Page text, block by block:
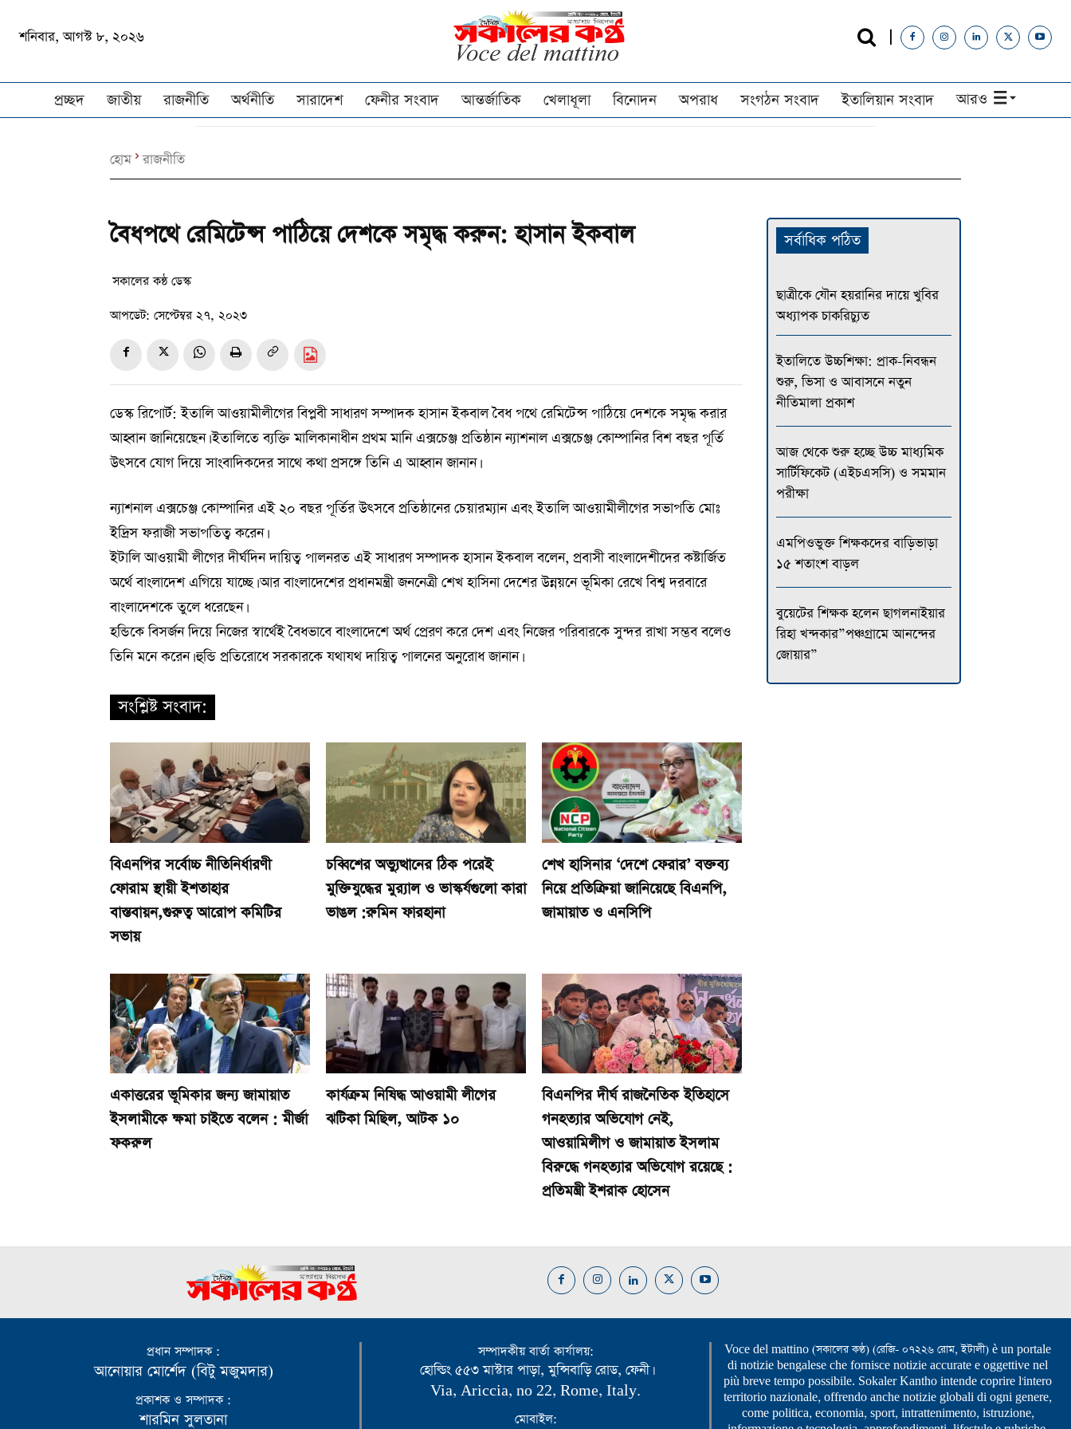
শনিবার, আগস্ট ৮, ২০২৬
প্রচ্ছদ জাতীয় রাজনীতি অর্থনীতি সারাদেশ ফেনীর সংবাদ আন্তর্জাতিক খেলাধূলা বিনোদন অপরাধ সংগঠন সংবাদ ইতালিয়ান সংবাদ আরও
হোম রাজনীতি
বৈধপথে রেমিটেন্স পাঠিয়ে দেশকে সমৃদ্ধ করুন: হাসান ইকবাল
সকালের কন্ঠ ডেস্ক
আপডেট: সেপ্টেম্বর ২৭, ২০২৩
ডেস্ক রিপোর্ট: ইতালি আওয়ামীলীগের বিপ্লবী সাধারণ সম্পাদক হাসান ইকবাল বৈধ পথে রেমিটেন্স পাঠিয়ে দেশকে সমৃদ্ধ করার
আহ্বান জানিয়েছেন। ইতালিতে ব্যক্তি মালিকানাধীন প্রথম মানি এক্সচেঞ্জ প্রতিষ্ঠান ন্যাশনাল এক্সচেঞ্জ কোম্পানির বিশ বছর পূর্তি
উৎসবে যোগ দিয়ে সাংবাদিকদের সাথে কথা প্রসঙ্গে তিনি এ আহ্বান জানান।
ন্যাশনাল এক্সচেঞ্জ কোম্পানির এই ২০ বছর পূর্তির উৎসবে প্রতিষ্ঠানের চেয়ারম্যান এবং ইতালি আওয়ামীলীগের সভাপতি মোঃ
ইদ্রিস ফরাজী সভাপতিত্ব করেন।
ইটালি আওয়ামী লীগের দীর্ঘদিন দায়িত্ব পালনরত এই সাধারণ সম্পাদক হাসান ইকবাল বলেন, প্রবাসী বাংলাদেশীদের কষ্টার্জিত
অর্থে বাংলাদেশ এগিয়ে যাচ্ছে। আর বাংলাদেশের প্রধানমন্ত্রী জননেত্রী শেখ হাসিনা দেশের উন্নয়নে ভূমিকা রেখে বিশ্ব দরবারে
বাংলাদেশকে তুলে ধরেছেন।
হন্ডিকে বিসর্জন দিয়ে নিজের স্বার্থেই বৈধভাবে বাংলাদেশে অর্থ প্রেরণ করে দেশ এবং নিজের পরিবারকে সুন্দর রাখা সম্ভব বলেও
তিনি মনে করেন। হুন্ডি প্রতিরোধে সরকারকে যথাযথ দায়িত্ব পালনের অনুরোধ জানান।
সংশ্লিষ্ট সংবাদ:
বিএনপির সর্বোচ্চ নীতিনির্ধারণী
ফোরাম স্থায়ী ইশতাহার
বাস্তবায়ন,গুরুত্ব আরোপ কমিটির
সভায়
চব্বিশের অভ্যুত্থানের ঠিক পরেই
মুক্তিযুদ্ধের মুর‍্যাল ও ভাস্কর্যগুলো কারা
ভাঙল :রুমিন ফারহানা
শেখ হাসিনার ‘দেশে ফেরার’ বক্তব্য
নিয়ে প্রতিক্রিয়া জানিয়েছে বিএনপি,
জামায়াত ও এনসিপি
একাত্তরের ভূমিকার জন্য জামায়াত
ইসলামীকে ক্ষমা চাইতে বলেন : মীর্জা
ফকরুল
কার্যক্রম নিষিদ্ধ আওয়ামী লীগের
ঝটিকা মিছিল, আটক ১০
বিএনপির দীর্ঘ রাজনৈতিক ইতিহাসে
গনহত্যার অভিযোগ নেই,
আওয়ামিলীগ ও জামায়াত ইসলাম
বিরুদ্ধে গনহত্যার অভিযোগ রয়েছে :
প্রতিমন্ত্রী ইশরাক হোসেন
সর্বাধিক পঠিত
ছাত্রীকে যৌন হয়রানির দায়ে খুবির
অধ্যাপক চাকরিচ্যুত
ইতালিতে উচ্চশিক্ষা: প্রাক-নিবন্ধন
শুরু, ভিসা ও আবাসনে নতুন
নীতিমালা প্রকাশ
আজ থেকে শুরু হচ্ছে উচ্চ মাধ্যমিক
সার্টিফিকেট (এইচএসসি) ও সমমান
পরীক্ষা
এমপিওভুক্ত শিক্ষকদের বাড়িভাড়া
১৫ শতাংশ বাড়ল
বুয়েটের শিক্ষক হলেন ছাগলনাইয়ার
রিহা খন্দকার”পঞ্চগ্রামে আনন্দের
জোয়ার”
প্রধান সম্পাদক :
আনোয়ার মোর্শেদ (বিটু মজুমদার)
প্রকাশক ও সম্পাদক :
শারমিন সুলতানা
সম্পাদকীয় বার্তা কার্যালয়:
হোল্ডিং ৫৫৩ মাস্টার পাড়া, মুন্সিবাড়ি রোড, ফেনী।
Via, Ariccia, no 22, Rome, Italy.
মোবাইল:
Voce del mattino (সকালের কণ্ঠ) (রেজি- ০৭২২৬ রোম, ইটালী) è un portale
di notizie bengalese che fornisce notizie accurate e oggettive nel
più breve tempo possibile. Sokaler Kantho intende coprire l'intero
territorio nazionale, offrendo anche notizie globali di ogni genere,
come politica, economia, sport, intrattenimento, istruzione,